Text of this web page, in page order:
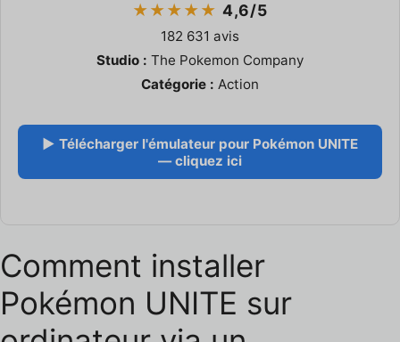
★★★★★ 4,6/5
182 631 avis
Studio : The Pokemon Company
Catégorie : Action
▶ Télécharger l'émulateur pour Pokémon UNITE
— cliquez ici
Comment installer
Pokémon UNITE sur